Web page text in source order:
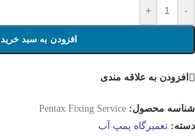
-
+
افزودن به سبد خرید
افزودن به علاقه مندی
شناسه محصول: Pentax Fixing Service
دسته: تعمیرگاه پمپ آب